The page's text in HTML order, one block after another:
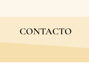
CONTACTO